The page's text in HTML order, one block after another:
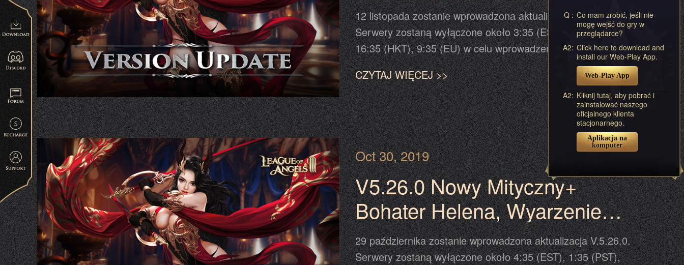
12 listopada zostanie wprowadzona aktualizacja V5.27.0.
Serwery zostaną wyłączone około 3:35 (EST), 0:35 (PST),
16:35 (HKT), 9:35 (EU) w celu wprowadzenia aktualizacji.
Prosimy o odświeżenie strony celem zakończenia procesu
aktualizacji. Aktualizacja może się odbyć przed lub po czasie
zaplanowanym w harmonogramie, dlatego prosimy traktować
powiadomienie przewijające się w grze jako ostateczną
informację.
CZYTAJ WIĘCEJ >>
Oct 30, 2019
V5.26.0 Nowy Mityczny+
Bohater Helena, Wyarzenie
Dyniowy Demon
29 października zostanie wprowadzona aktualizacja V.5.26.0.
Serwery zostaną wyłączone około 4:35 (EST), 1:35 (PST),
Q : Co mam zrobić, jeśli nie
mogę wejść do gry w
przeglądarce?
A2: Click here to download and
install our Web-Play App.
Web-Play App
A2: Kliknij tutaj, aby pobrać i
zainstalować naszego
oficjalnego klienta
stacjonarnego.
Aplikacja na
komputer